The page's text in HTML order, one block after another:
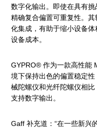
数字化输出。即使在具有
精确复合偏置可重复性。
化集成，有助于缩小设备
设备成本。
GYPRO® 作为一款高性能
境下保持出色的偏置稳定
械陀螺仪和光纤陀螺仪相
支持数字输出。
Gaff 补充道：“在一些新兴